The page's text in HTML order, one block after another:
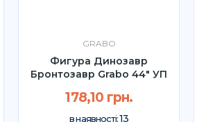
GRABO
Фигура Динозавр
Бронтозавр Grabo 44" УП
178,10 грн.
в наявності:13